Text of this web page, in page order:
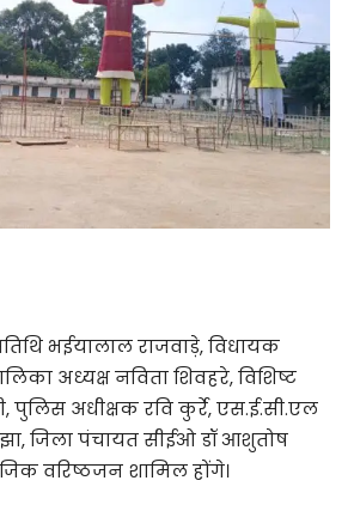
भईयालाल राजवाड़े, विधायक
अध्यक्ष नविता शिवहरे, विशिष्ट
पुलिस अधीक्षक रवि कुर्रे, एस.ई.सी.एल
जिला पंचायत सीईओ डॉ आशुतोष
वरिष्ठजन शामिल होंगे।